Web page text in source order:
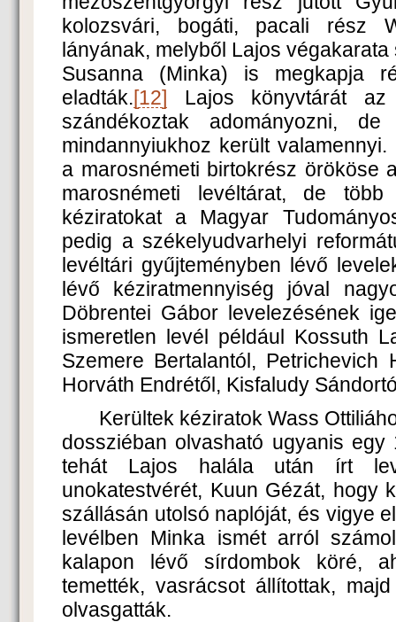
kolozsvári, bogáti, pacali rész
lányának, melyből Lajos
Susanna (Minka) is megkapja
eladták.[12]
Lajos könyvtárát az
szándékoztak adományozni,
mindannyiukhoz került
a marosnémeti birtokrész örököse
marosnémeti levéltárat, de több
kéziratokat a Magyar
pedig a székelyudvarhelyi
levéltári gyűjteményben lévő
lévő kéziratmennyiség jóval
Döbrentei Gábor levelezésének
ismeretlen levél például Kossuth
Szemere Bertalantól, Petrichevich
Horváth Endrétől, Kisfaludy
Kerültek kéziratok Wass
dossziéban olvasható ugyanis
tehát Lajos halála után írt
unokatestvérét, Kuun Gézát, hogy
szállásán utolsó naplóját, és vigye
levélben Minka ismét arról
kalapon lévő sírdombok köré,
temették, vasrácsot állítottak,
olvasgatták.